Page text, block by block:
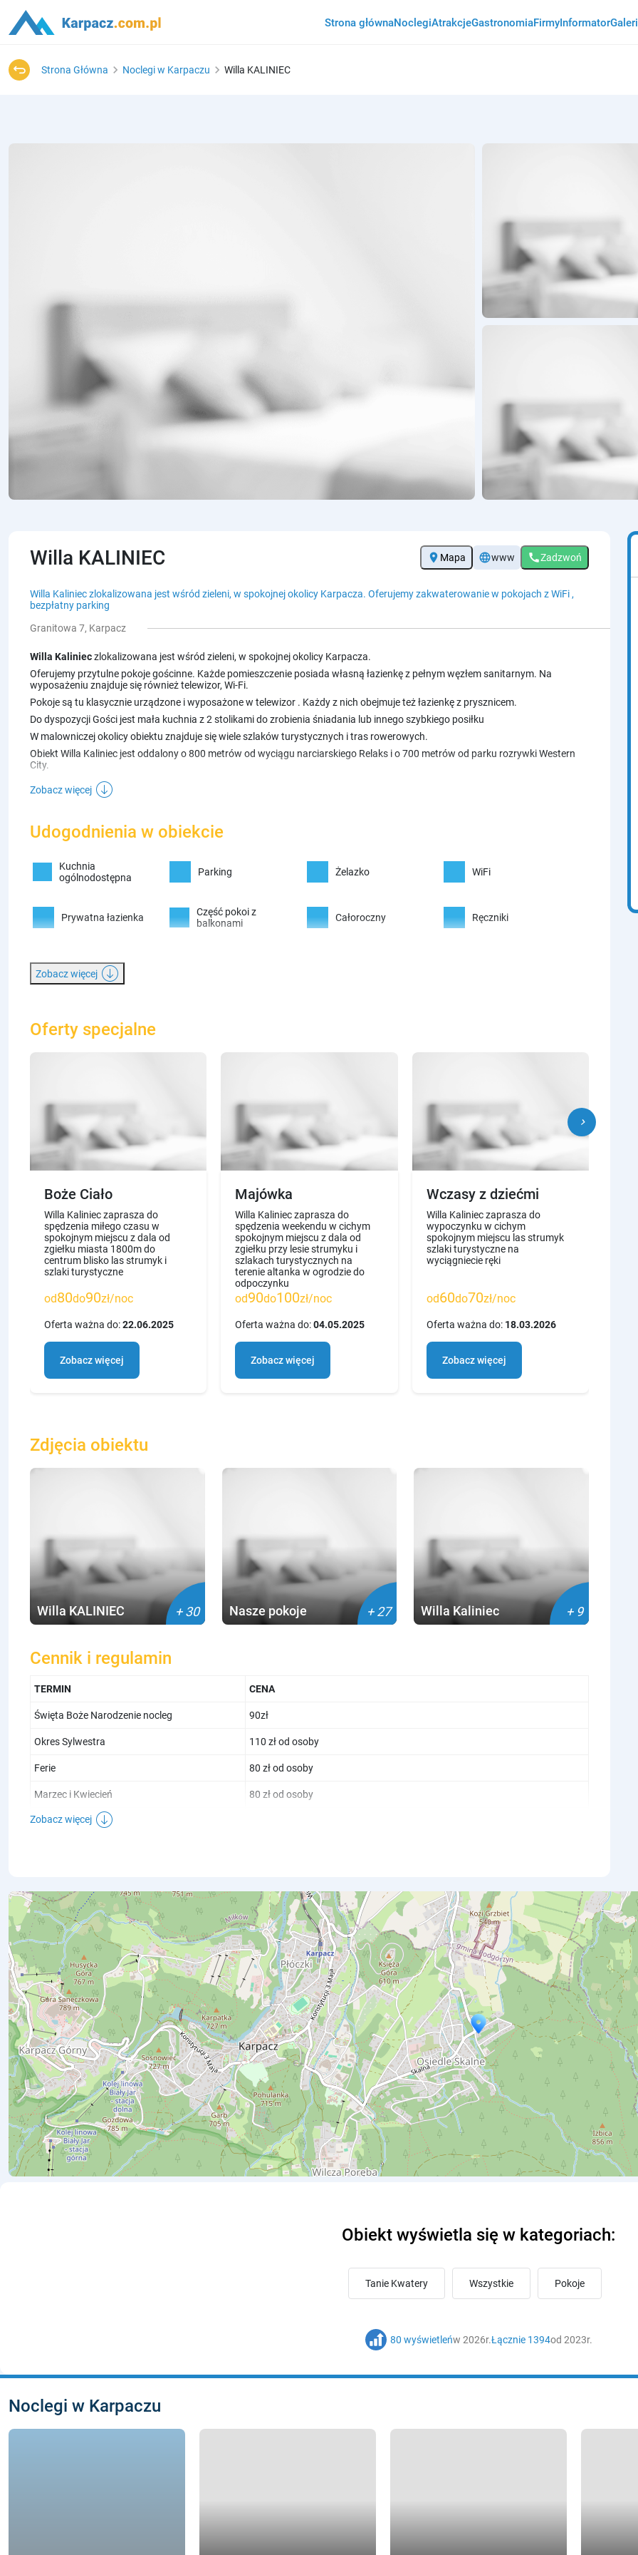
Strona głównaNoclegiAtrakcjeGastronomiaFirmyInformator
Strona Główna Noclegi w Karpaczu Willa KALINIEC
Willa KALINIEC location_on Mapa languagewww callZadzwoń
Willa Kaliniec zlokalizowana jest wśród zieleni, w spokojnej okolicy Karpacza. Oferujemy zakwaterowanie w pokojach z WiFi ,
bezpłatny parking
Granitowa 7, Karpacz
Willa Kalinieczlokalizowana jest wśród zieleni, w spokojnej okolicy Karpacza.
Oferujemy przytulne pokoje gościnne. Każde pomieszczenie posiada własną łazienkę z pełnym węzłem sanitarnym. Na
wyposażeniu znajduje się również telewizor, Wi-Fi.
Pokoje są tu klasycznie urządzone i wyposażone w telewizor . Każdy z nich obejmuje też łazienkę z prysznicem.
Do dyspozycji Gości jest mała kuchnia z 2 stolikami do zrobienia śniadania lub innego szybkiego posiłku
W malowniczej okolicy obiektu znajduje się wiele szlaków turystycznych i tras rowerowych.
Obiekt Willa Kaliniec jest oddalony o 800 metrów od wyciągu narciarskiego Relaks i o 700 metrów od parku rozrywki Western
City.
Zobacz więcej
Udogodnienia w obiekcie
Kuchnia
ogólnodostępna
Parking Żelazko WiFi
Prywatna łazienka
Część pokoi z
balkonami
Całoroczny Ręczniki
Zobacz więcej
Oferty specjalne
Boże Ciało
Willa Kaliniec zaprasza do
spędzenia miłego czasu w
spokojnym miejscu z dala od
zgiełku miasta 1800m do
centrum blisko las strumyk i
szlaki turystyczne
od80do90zł/noc
Oferta ważna do:22.06.2025
Zobacz więcej
Majówka
Willa Kaliniec zaprasza do
spędzenia weekendu w cichym
spokojnym miejscu z dala od
zgiełku przy lesie strumyku i
szlakach turystycznych na
terenie altanka w ogrodzie do
odpoczynku
od90do100zł/noc
Oferta ważna do:04.05.2025
Zobacz więcej
Wczasy z dziećmi
Willa Kaliniec zaprasza do
wypoczynku w cichym
spokojnym miejscu las strumyk
szlaki turystyczne na
wyciągniecie ręki
od60do70zł/noc
Oferta ważna do: 18.03.2026
Zobacz więcej
chevron_right
Zdjęcia obiektu
Willa KALINIEC + 30 Nasze pokoje + 27 Willa Kaliniec + 9
Cennik i regulamin
TERMIN CENA
Święta Boże Narodzenie nocleg 90zł
Okres Sylwestra 110 zł od osoby
Ferie 80 zł od osoby
Marzec i Kwiecień 80 zł od osoby
Święta Wielkanocne
Lipiec i Sierpień 80 zł od osoby
Październik 70 zł od osoby
Listopad 70 zł od osoby
Grudzień 70zł od osoby z wyjątkiem Świąt i okresu Sylwestra
Zobacz więcej
Obiekt wyświetla się w kategoriach:
Tanie Kwatery Wszystkie Pokoje
80 wyświetleńw 2026r.Łącznie 1394od 2023r.
Noclegi w Karpaczu